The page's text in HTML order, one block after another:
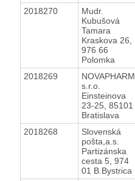
2018270
Mudr.
Kubušová
Tamara
Kraskova 26,
976 66
Polomka
2018269
NOVAPHARM
s.r.o.
Einsteinova
23-25, 85101
Bratislava
2018268
Slovenská
pošta,a.s.
Partizánska
cesta 5, 974
01 B.Bystrica